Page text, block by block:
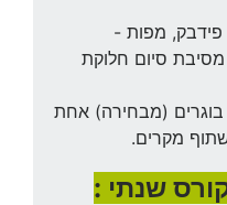
פידבק, מפות -
סיום חלוקת
(מבחירה) אחת
מקרים.
שנתי :